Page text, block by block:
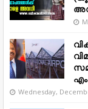
Wednesday,